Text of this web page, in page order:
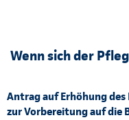
Wenn sich der
Antrag auf Erhöhung
zur Vorbereitung auf die